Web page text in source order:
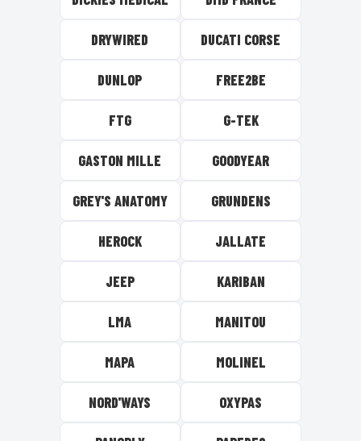
DRYWIRED DUCATI CORSE
DUNLOP FREE2BE
FTG G-TEK
GASTON MILLE GOODYEAR
GREY'S ANATOMY GRUNDENS
HEROCK JALLATE
JEEP KARIBAN
LMA MANITOU
MAPA MOLINEL
NORD'WAYS OXYPAS